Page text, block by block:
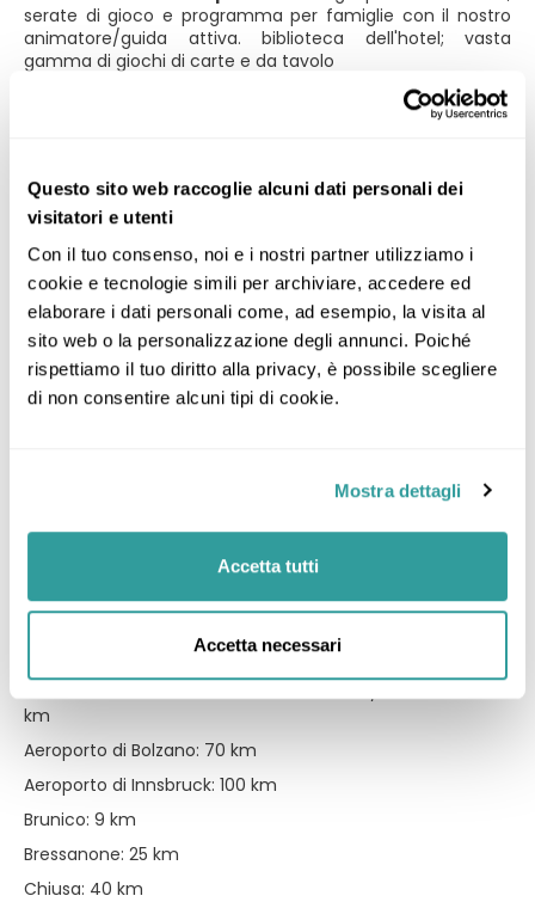
Questo sito web raccoglie alcuni dati personali dei
visitatori e utenti
Con il tuo consenso, noi e i nostri partner utilizziamo i
cookie e tecnologie simili per archiviare, accedere ed
elaborare i dati personali come, ad esempio, la visita al
sito web o la personalizzazione degli annunci. Poiché
rispettiamo il tuo diritto alla privacy, è possibile scegliere
di non consentire alcuni tipi di cookie.
Mostra dettagli
Accetta tutti
Accetta necessari
serate di gioco e programma per famiglie con il nostro
animatore/guida attiva. biblioteca dell'hotel; vasta
gamma di giochi di carte e da tavolo
al programma per bambini offerto dalla regione; La sera:
ricco e diversificato programma di intrattenimento;
Wi-Fi gratuito; sistema interattivo con tutte le
informazioni sull'hotel e sulla regione; parcheggio esterno
e garage gratuiti; stazione di ricarica per auto elettriche;
Servizi a pagamento in hotel: trattamenti benessere e di
bellezza; linea di prodotti naturali Pharmos Natur; varie
attrezzature per bambini: braccioli, galleggianti; servizio di
babysitting; servizio lavanderia; servizio navetta.
Animali domestici:
Animali domestici non ammessi.
600 m dal centro del paese, il Family Hotel Lido
Stazione ferroviaria: 200 m
Uscita autostrada A22 Bressanone Nord/Val Pusteria: 25
km
Aeroporto di Bolzano: 70 km
Aeroporto di Innsbruck: 100 km
Brunico: 9 km
Bressanone: 25 km
Chiusa: 40 km